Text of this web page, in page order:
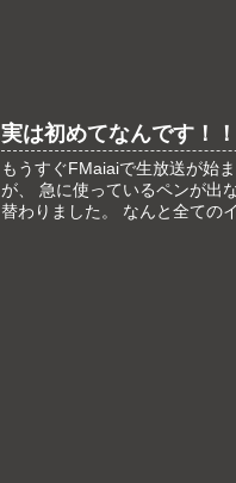
実は初めてなんです！！
もうすぐFMaiaiで生放送が始
が、 急に使っているペンが出
替わりました。 なんと全ての